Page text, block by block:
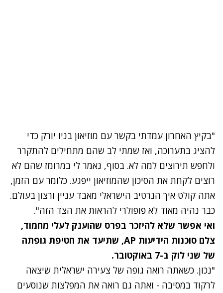
"בקיץ האחרון עמדתי בקשר עם מוזיאון בניו יורק כדי
להציג בתערוכה, ואז שמתי לב שהם מתחילים להתקרר
ולחפש תירוצים למה לא. בסוף, נאמר לי במרומז שהם לא
רוצים לקחת את הסיכון שהמוזיאון ייפגע. כלומר עם הזמן,
אתה קולט איך הנרטיב הישראלי מאבד עניין ורצון בעולם.
כבר נהיה מאוד לא פופולרי להראות את הצד הזה".
ואי אפשר שלא להיזכר בפרס שהוענק לעלי מחמוד,
צלם סוכנות הידיעות AP, שתיעד את חטיפת גופתה
של שני לוק ב-7 באוקטובר.
"נכון. כשאתה רואה גופה של צעירה ישראלית שיצאה
לרקוד במסיבה - ואתה גם רואה את המפלצות שנוסעים